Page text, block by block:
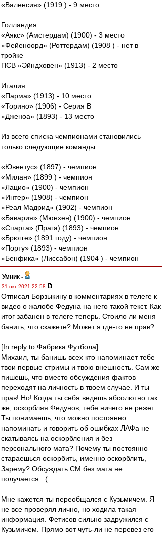
«Валенсия» (1919 ) - 9 место
Голландия
«Аякс» (Амстердам) (1900) - 3 место
«Фейеноорд» (Роттердам) (1908 ) - нет в
тройке
ПСВ «Эйндховен» (1913) - 2 место
Италия
«Парма» (1913) - 10 место
«Торино» (1906) - Серия В
«Дженоа» (1893) - 13 место
Из всего списка чемпионами становились
только следующие команды:
«Ювентус» (1897) - чемпион
«Милан» (1899 ) - чемпион
«Лацио» (1900) - чемпион
«Интер» (1908) - чемпион
«Реал Мадрид» (1902) - чемпион
«Бавария» (Мюнхен) (1900) - чемпион
«Спарта» (Прага) (1893) - чемпион
«Брюгге» (1891 году) - чемпион
«Порту» (1893) - чемпион
«Бенфика» (Лиссабон) (1904 ) - чемпион
Умник -
31 окт 2021 22:58
Отписал Борзыкину в комментариях в телеге к
видео о жалобе Федуна на него такой текст. Как
итог забанен в телеге теперь. Стоило ли меня
банить, что скажете? Может я где-то не прав?
[In reply to Фабрика Футбола]
Михаил, ты банишь всех кто напоминает тебе
твои первые стримы и твою внешность. Сам же
пишешь, что вместо обсуждения фактов
переходят на личность в твоем случае. И ты
прав! Но! Когда ты себя ведешь абсолютно так
же, оскорбляя Федунов, тебе ничего не режет.
Ты понимаешь, что можно постоянно
напоминать и говорить об ошибках ЛАФа не
скатываясь на оскорбления и без
персонального мата? Почему ты постоянно
стараешься оскорбить, именно оскорблить,
Зарему? Обсуждать СМ без мата не
получается. :(
Мне кажется ты переобщался с Кузьмичем. Я
не все проверял лично, но ходила такая
информация. Фетисов сильно задружился с
Кузьмичем. Прямо вот чуть-ли не перевез его